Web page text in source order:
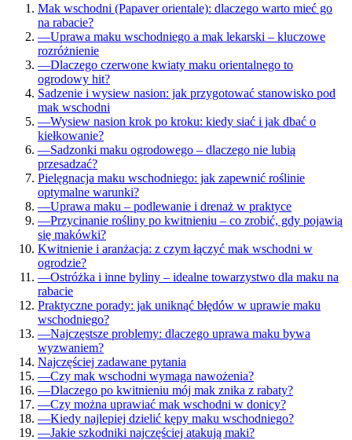
Mak wschodni (Papaver orientale): dlaczego warto mieć go
na rabacie?
—Uprawa maku wschodniego a mak lekarski – kluczowe
rozróżnienie
—Dlaczego czerwone kwiaty maku orientalnego to
ogrodowy hit?
Sadzenie i wysiew nasion: jak przygotować stanowisko pod
mak wschodni
—Wysiew nasion krok po kroku: kiedy siać i jak dbać o
kiełkowanie?
—Sadzonki maku ogrodowego – dlaczego nie lubią
przesadzać?
Pielęgnacja maku wschodniego: jak zapewnić roślinie
optymalne warunki?
—Uprawa maku – podlewanie i drenaż w praktyce
—Przycinanie rośliny po kwitnieniu – co zrobić, gdy pojawią
się makówki?
Kwitnienie i aranżacja: z czym łączyć mak wschodni w
ogrodzie?
—Ostróżka i inne byliny – idealne towarzystwo dla maku na
rabacie
Praktyczne porady: jak uniknąć błędów w uprawie maku
wschodniego?
—Najczęstsze problemy: dlaczego uprawa maku bywa
wyzwaniem?
Najczęściej zadawane pytania
—Czy mak wschodni wymaga nawożenia?
—Dlaczego po kwitnieniu mój mak znika z rabaty?
—Czy można uprawiać mak wschodni w donicy?
—Kiedy najlepiej dzielić kępy maku wschodniego?
—Jakie szkodniki najczęściej atakują maki?